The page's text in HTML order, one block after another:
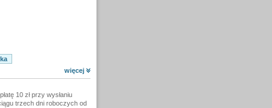
więcej
10 zł przy wysłaniu
trzech dni roboczych od